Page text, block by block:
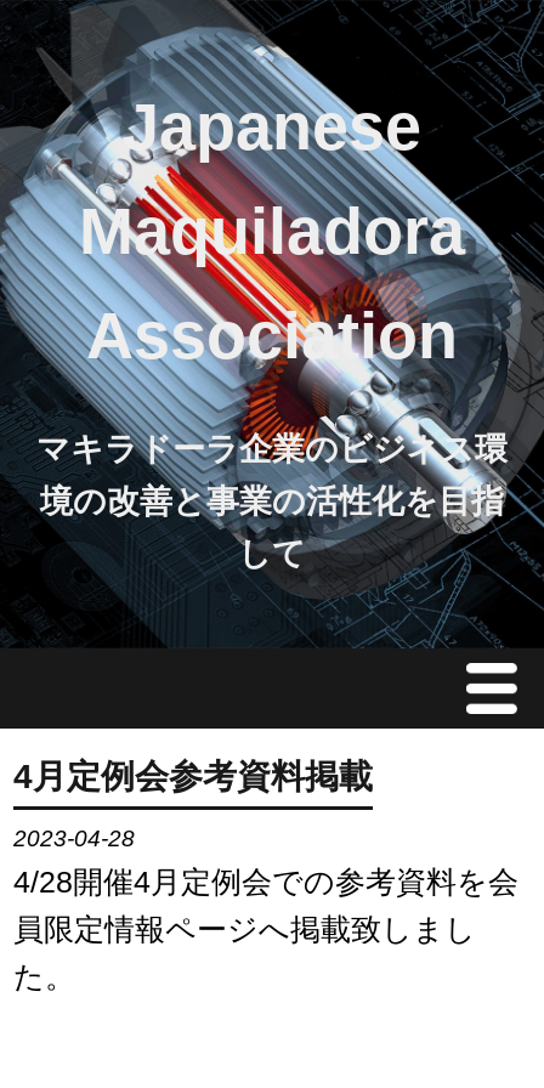
Japanese
Maquiladora
Association
マキラドーラ企業のビジネス環
境の改善と事業の活性化を目指
して
Menu
JMAについて
会員情報
イベント案内
ご入会案内
4月定例会参考資料掲載
2023-04-28
4/28開催4月定例会での参考資料を会
員限定情報ページへ掲載致しまし
た。